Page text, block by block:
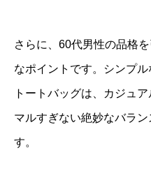
さらに、60代男性の品格
なポイントです。シンプ
トートバッグは、カジュ
マルすぎない絶妙なバラ
す。